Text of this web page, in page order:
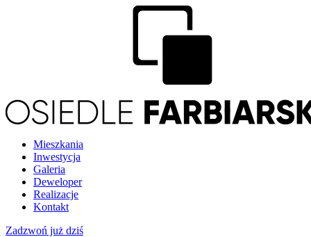
Mieszkania
Inwestycja
Galeria
Deweloper
Realizacje
Kontakt
Zadzwoń już dziś